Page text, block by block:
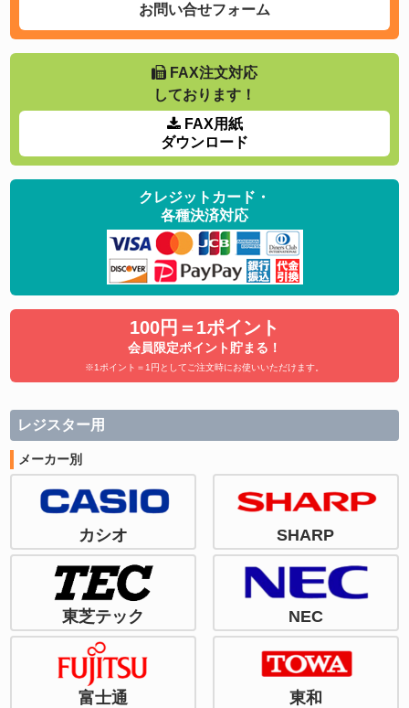
お問い合せフォーム
FAX注文対応
しております！
FAX用紙
ダウンロード
クレジットカード・
各種決済対応
100円＝1ポイント
会員限定ポイント貯まる！
※1ポイント＝1円としてご注文時にお使いいただけます。
レジスター用
メーカー別
カシオ SHARP
東芝テック NEC
富士通 東和